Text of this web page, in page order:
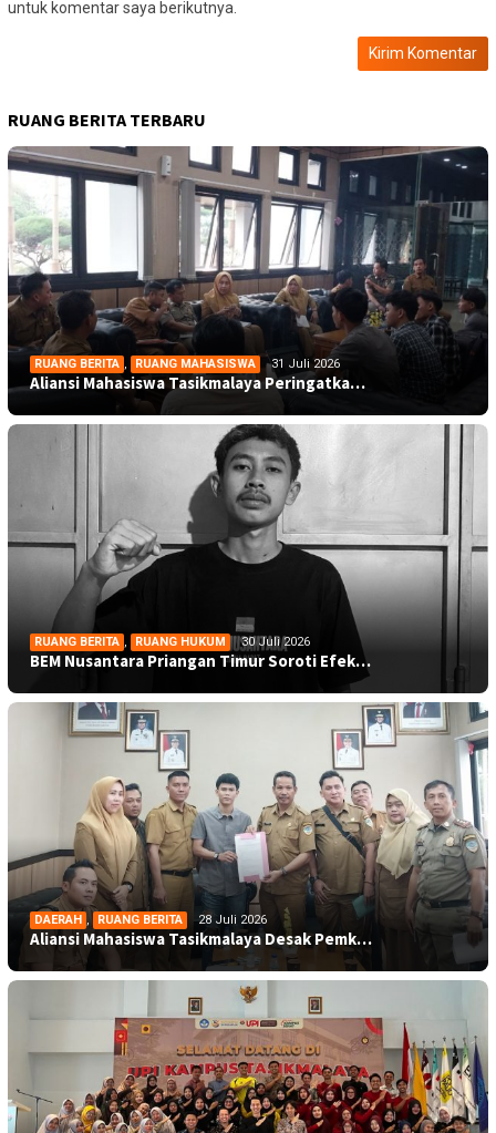
untuk komentar saya berikutnya.
RUANG BERITA TERBARU
RUANG BERITA , RUANG MAHASISWA 31 Juli 2026
Aliansi Mahasiswa Tasikmalaya Peringatka…
RUANG BERITA , RUANG HUKUM 30 Juli 2026
BEM Nusantara Priangan Timur Soroti Efek…
DAERAH , RUANG BERITA 28 Juli 2026
Aliansi Mahasiswa Tasikmalaya Desak Pemk…